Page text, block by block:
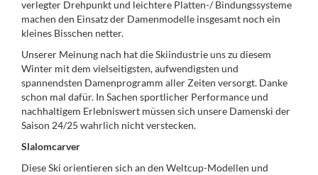
verlegter Drehpunkt und leichtere Platten-/ Bindungssysteme
machen den Einsatz der Damenmodelle insgesamt noch ein
kleines Bisschen netter.
Unserer Meinung nach hat die Skiindustrie uns zu diesem
Winter mit dem vielseitigsten, aufwendigsten und
spannendsten Damenprogramm aller Zeiten versorgt. Danke
schon mal dafür. In Sachen sportlicher Performance und
nachhaltigem Erlebniswert müssen sich unsere Damenski der
Saison 24/25 wahrlich nicht verstecken.
Slalomcarver
Diese Ski orientieren sich an den Weltcup-Modellen und